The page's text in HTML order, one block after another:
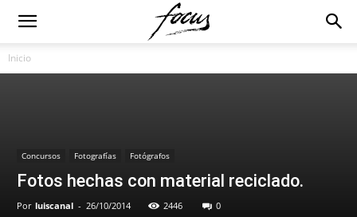
Inicio
Concursos Fotografías Fotógrafos
Fotos hechas con material reciclado.
Por luiscanal - 26/10/2014 2446 0